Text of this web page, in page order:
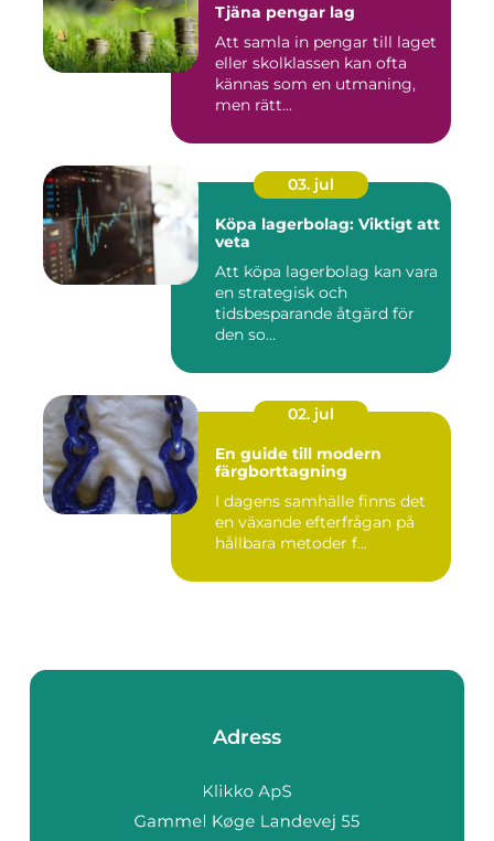
Tjäna pengar lag
Att samla in pengar till laget
eller skolklassen kan ofta
kännas som en utmaning,
men rätt...
03. jul
Köpa lagerbolag: Viktigt att
veta
Att köpa lagerbolag kan vara
en strategisk och
tidsbesparande åtgärd för
den so...
02. jul
En guide till modern
färgborttagning
I dagens samhälle finns det
en växande efterfrågan på
hållbara metoder f...
Adress